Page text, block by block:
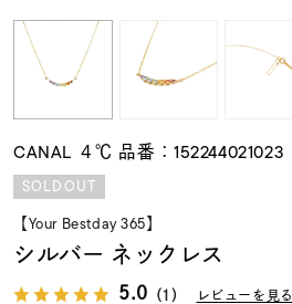
誕生石
石の色
ファッションテイス
ト
CANAL ４℃ 品番：152244021023
SOLDOUT
【Your Bestday 365】
シルバー ネックレス
5.0 （1） レビューを見る